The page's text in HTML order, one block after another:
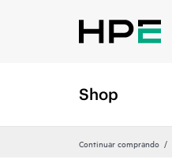
Shop
Continuar comprando